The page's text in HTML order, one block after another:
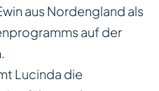
aus Nordengland als
auf der
Lucinda die